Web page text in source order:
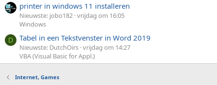
printer in windows 11 installeren
Nieuwste: jobo182 vrijdag om 16:05
Windows
D Tabel in een Tekstvenster in Word 2019
Nieuwste: DutchOirs vrijdag om 14:27
VBA (Visual Basic for Appl.)
Internet, Games